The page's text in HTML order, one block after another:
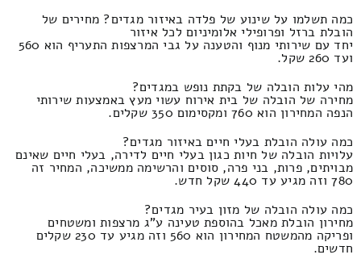
כמה תשלמו על שינוע של פלדה באיזור מגדים? מחירים של
הובלת ברזל ופרופילי אלומיניום לכל איזור
יחד עם שירותי מנוף והטענה על גבי המרצפות התעריף הוא 560
ועד 260 שקל.
מהי עלות הובלה של בקתת נופש במגדים?
מחירה של הובלה של בית אירוח עשוי מעץ באמצעות שירותי
הנפה המחירון הוא 760 ומקסימום 350 שקלים.
כמה עולה הובלת בעלי חיים באיזור מגדים?
עלויות הובלה של חיות כגון בעלי חיים לדירה, בעלי חיים שאינם
מבויתים, פרות, בני פרה, סוסים והרשימה ממשיכה, המחיר זה
780 וזה מגיע עד 440 שקל חדש.
כמה עולה הובלה של מזון בעיר מגדים?
מחירון הובלת מאכל בהוספת טעינה ע"ג מרצפות ומשטחים
ופריקה מהמשטח המחירון הוא 560 וזה מגיע עד 230 שקלים
חדשים.